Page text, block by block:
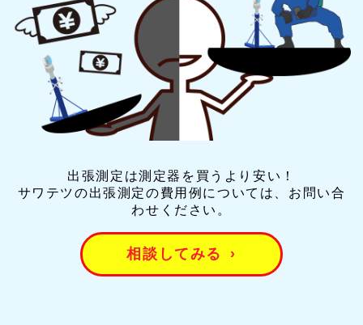
出張測定は測定器を買うより安い！
サワテツの出張測定の費用例については、お問い合
わせください。
相談してみる ›